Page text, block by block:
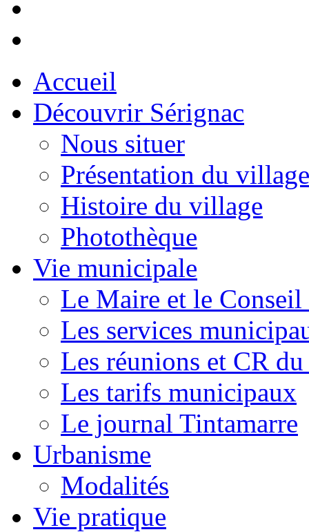
Accueil
Découvrir Sérignac
Nous situer
Présentation du village
Histoire du village
Photothèque
Vie municipale
Le Maire et le
Les services
Les réunions et CR
Les tarifs municipaux
Le journal Tintamarre
Urbanisme
Modalités
Vie pratique